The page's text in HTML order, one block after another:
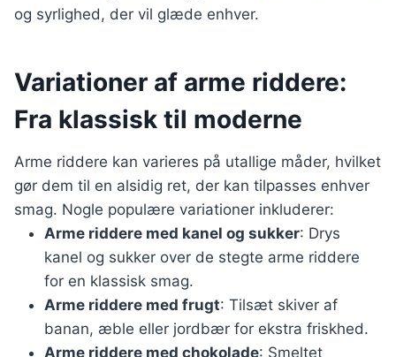
og syrlighed, der vil glæde enhver.
Variationer af arme riddere:
Fra klassisk til moderne
Arme riddere kan varieres på utallige måder, hvilket
gør dem til en alsidig ret, der kan tilpasses enhver
smag. Nogle populære variationer inkluderer:
Arme riddere med kanel og sukker: Drys
kanel og sukker over de stegte arme riddere
for en klassisk smag.
Arme riddere med frugt: Tilsæt skiver af
banan, æble eller jordbær for ekstra friskhed.
Arme riddere med chokolade: Smeltet